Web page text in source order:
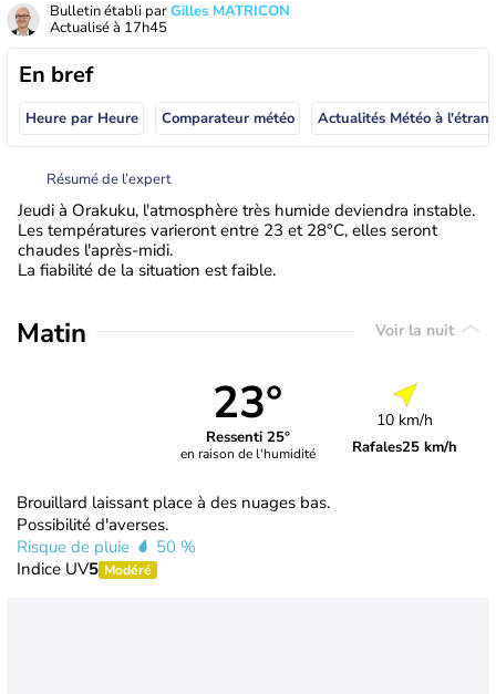
Bulletin établi parGilles MATRICON
Actualisé à 17h45
En bref
Heure par Heure Comparateur météo
Résumé de l’expert
Jeudi à Orakuku, l'atmosphère très humide deviendra instable.
Les températures varieront entre 23 et 28°C, elles seront
chaudes l'après-midi.
La fiabilité de la situation est faible.
Matin Voir la nuit
23°
Ressenti 25°
en raison de l'humidité
10 km/h
Rafales25 km/h
Brouillard laissant place à des nuages bas.
Possibilité d'averses.
Risque de pluie
50 %
Indice UV5 Modéré